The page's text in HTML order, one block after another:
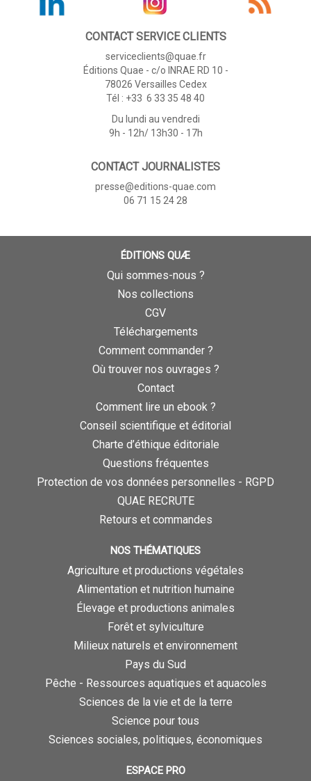
CONTACT SERVICE CLIENTS
serviceclients@quae.fr
Éditions Quae - c/o INRAE RD 10 -
78026 Versailles Cedex
Tél : +33 6 33 35 48 40
Du lundi au vendredi
9h - 12h/ 13h30 - 17h
CONTACT JOURNALISTES
presse@editions-quae.com
06 71 15 24 28
ÉDITIONS QUÆ
Qui sommes-nous ?
Nos collections
CGV
Téléchargements
Comment commander ?
Où trouver nos ouvrages ?
Contact
Comment lire un ebook ?
Conseil scientifique et éditorial
Charte d’éthique éditoriale
Questions fréquentes
Protection de vos données personnelles - RGPD
QUAE RECRUTE
Retours et commandes
NOS THÉMATIQUES
Agriculture et productions végétales
Alimentation et nutrition humaine
Élevage et productions animales
Forêt et sylviculture
Milieux naturels et environnement
Pays du Sud
Pêche - Ressources aquatiques et aquacoles
Sciences de la vie et de la terre
Science pour tous
Sciences sociales, politiques, économiques
ESPACE PRO